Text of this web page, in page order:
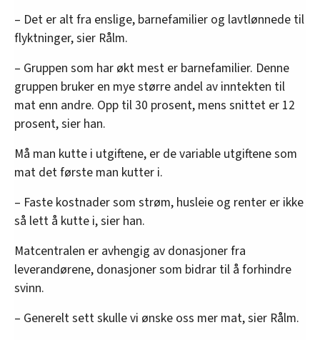
– Det er alt fra enslige, barnefamilier og lavtlønnede til
flyktninger, sier Rålm.
– Gruppen som har økt mest er barnefamilier. Denne
gruppen bruker en mye større andel av inntekten til
mat enn andre. Opp til 30 prosent, mens snittet er 12
prosent, sier han.
Må man kutte i utgiftene, er de variable utgiftene som
mat det første man kutter i.
– Faste kostnader som strøm, husleie og renter er ikke
så lett å kutte i, sier han.
Matcentralen er avhengig av donasjoner fra
leverandørene, donasjoner som bidrar til å forhindre
svinn.
– Generelt sett skulle vi ønske oss mer mat, sier Rålm.